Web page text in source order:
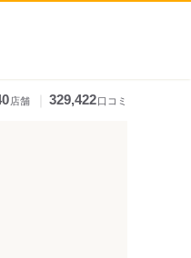
店舗 329,422口コミ